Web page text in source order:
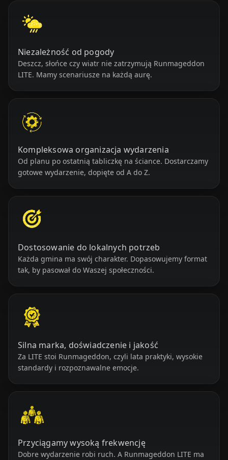
Niezależność od pogody
Deszcz, słońce czy wiatr nie zatrzymują Runmageddon
LITE. Mamy scenariusze na każdą aurę.
Kompleksowa organizacja wydarzenia
Od planu po ostatnią tabliczkę na ściance. Dostarczamy
gotowe wydarzenie, dopięte od A do Z.
Dostosowanie do lokalnych potrzeb
Każda gmina ma swój charakter. Dopasowujemy format
tak, by pasował do Waszej społeczności.
Silna marka, doświadczenie i jakość
Za LITE stoi Runmageddon, czyli lata praktyki, wysokie
standardy i rozpoznawalne emocje.
Przyciągamy wysoką frekwencję
Dobre wydarzenie robi ruch. A Runmageddon LITE ma